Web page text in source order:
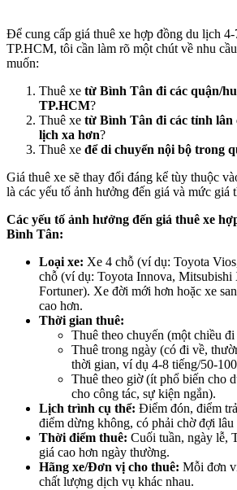
Để cung cấp giá thuê xe hợp đồng du lịch
TP.HCM, tôi cần làm rõ một chút về nhu
muốn:
Thuê xe từ Bình Tân đi các quận/
TP.HCM?
Thuê xe từ Bình Tân đi các tỉnh lân
lịch xa hơn?
Thuê xe để di chuyển nội bộ trong
Giá thuê xe sẽ thay đổi đáng kể tùy thuộc
là các yếu tố ảnh hưởng đến giá và mức giá
Các yếu tố ảnh hưởng đến giá thuê xe
Bình Tân:
Loại xe: Xe 4 chỗ (ví dụ: Toyota
chỗ (ví dụ: Toyota Innova, Mitsubishi
Fortuner). Xe đời mới hơn hoặc xe
cao hơn.
Thời gian thuê:
Thuê theo chuyến (một chiều đi
Thuê trong ngày (có đi về,
thời gian, ví dụ 4-8 tiếng/50-
Thuê theo giờ (ít phổ biến cho
cho công tác, sự kiện ngắn).
Lịch trình cụ thể: Điểm đón, điểm
điểm dừng không, có phải chờ đợi lâu
Thời điểm thuê: Cuối tuần, ngày lễ,
giá cao hơn ngày thường.
Hãng xe/Đơn vị cho thuê: Mỗi đơn
chất lượng dịch vụ khác nhau.